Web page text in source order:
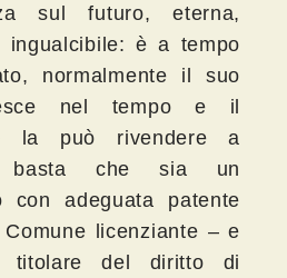
sul futuro, eterna,
ingualcibile: è a tempo
normalmente il suo
nel tempo e il
la può rivendere a
basta che sia un
con adeguata patente
licenziante – e
titolare del diritto di